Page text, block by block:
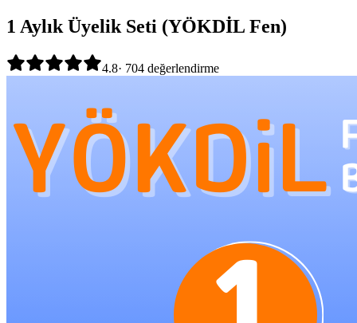
1 Aylık Üyelik Seti (YÖKDİL Fen)
4.8· 704 değerlendirme